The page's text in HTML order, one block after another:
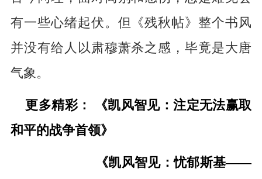
有一些心绪起伏。但《残秋帖》整个书风
并没有给人以肃穆萧杀之感，毕竟是大唐
气象。
更多精彩：
《凯风智见：注定无法赢取
和平的战争首领》
《凯风智见：忧郁斯基——